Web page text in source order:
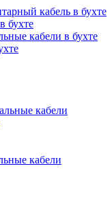
кабель в бухте
бухте
кабели в бухте
кабели
кабели